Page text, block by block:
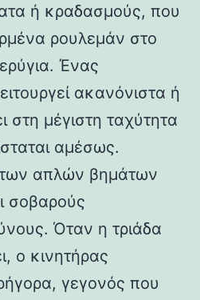
ή κραδασμούς, που
ρουλεμάν στο
Ένας
ακανόνιστα ή
στη μέγιστη ταχύτητα
αμέσως.
απλών βημάτων
σοβαρούς
Όταν η τριάδα
ο κινητήρας
γεγονός που